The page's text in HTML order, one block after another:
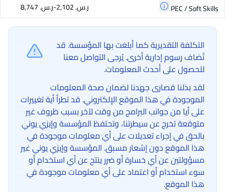
PEC / Soft Skills
ر.س.‏ 2,102-ر.س.‏ 8,747
التكلفة التقديرية كما أبلغت بها المؤسسة. قد
تُضاف رسوم إدارية أخرى. يُرجى التواصل معنا
للحصول على أحدث المعلومات.
لقد بذلنا قصارى جهدنا لضمان صحة المعلومات
الموجودة في هذا الموقع الإلكتروني. قد تطرأ أية تغييرات
على أيا من جوانب البرامج من وقت لآخر بسبب ظروف غير
متوقعة تخرج عن سيطرتنا، وتحتفظ المؤسسة وإيزي يوني
بالحق في إجراء تعديلات على أي معلومات موجودة في
هذا الموقع دون إشعار مسبق. المؤسسة وإيزي يوني غير
مسؤولتين عن أي خسارة أو ضرر ينتج عن أي استخدام أو
سوء استخدام أو اعتماد على أي معلومات موجودة في
هذا الموقع.